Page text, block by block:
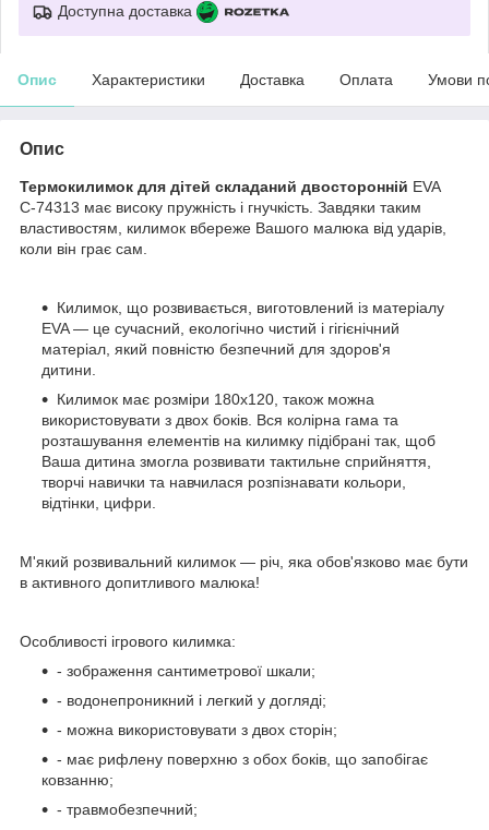
Доступна доставка
Опис Характеристики Доставка Оплата Умови
Опис
Термокилимок для дітей складаний двосторонній EVA
С-74313 має високу пружність і гнучкість. Завдяки таким
властивостям, килимок вбереже Вашого малюка від ударів,
коли він грає сам.
Килимок, що розвивається, виготовлений із матеріалу
EVA — це сучасний, екологічно чистий і гігієнічний
матеріал, який повністю безпечний для здоров'я
дитини.
Килимок має розміри 180х120, також можна
використовувати з двох боків. Вся колірна гама та
розташування елементів на килимку підібрані так, щоб
Ваша дитина змогла розвивати тактильне сприйняття,
творчі навички та навчилася розпізнавати кольори,
відтінки, цифри.
М'який розвивальний килимок — річ, яка обов'язково має бути
в активного допитливого малюка!
Особливості ігрового килимка:
- зображення сантиметрової шкали;
- водонепроникний і легкий у догляді;
- можна використовувати з двох сторін;
- має рифлену поверхню з обох боків, що запобігає
ковзанню;
- травмобезпечний;